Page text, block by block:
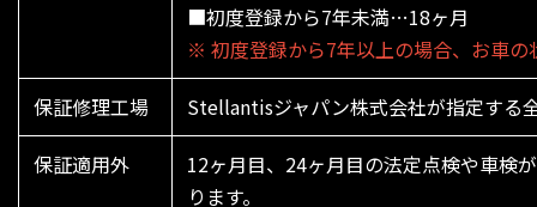
■初度登録から7年未満…18ヶ月
※ 初度登録から7年以上の場合、お車の
保証修理工場
Stellantisジャパン株式会社が指定する
保証適用外
12ヶ月目、24ヶ月目の法定点検や車検
ります。